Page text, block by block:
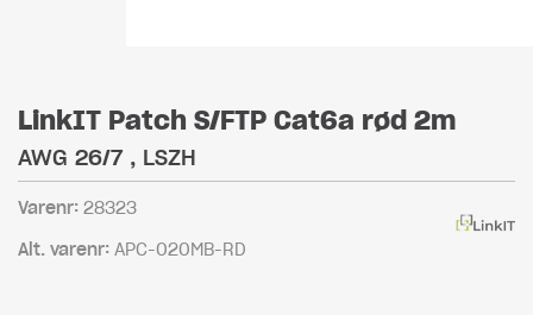
LinkIT Patch S/FTP Cat6a rød 2m
AWG 26/7 , LSZH
Varenr: 28323
Alt. varenr: APC-020MB-RD